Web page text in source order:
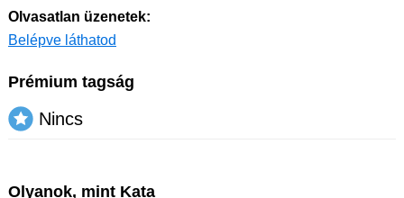
Olvasatlan üzenetek:
Belépve láthatod
Prémium tagság
Nincs
Olyanok, mint Kata